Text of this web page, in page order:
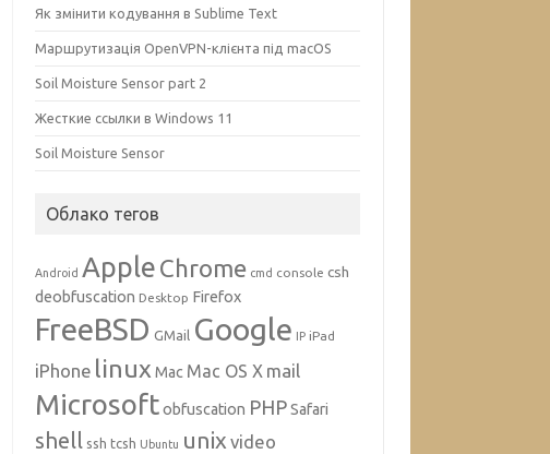
Як змінити кодування в Sublime Text
Маршрутизація OpenVPN-клієнта під macOS
Soil Moisture Sensor part 2
Жесткие ссылки в Windows 11
Soil Moisture Sensor
Облако тегов
Android Apple Chrome cmd console csh
deobfuscation Desktop Firefox
FreeBSD GMail Google IP iPad
iPhone linux Mac Mac OS X mail
Microsoft obfuscation PHP Safari
shell ssh tcsh Ubuntu unix video